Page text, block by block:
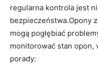
regularna kontrola ⁢jest
bezpieczeństwa.Opony
mogą pogłębiać
monitorować‌ stan opon,
porady: